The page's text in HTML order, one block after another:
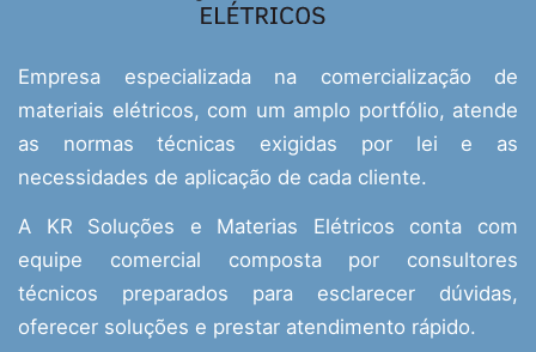
Empresa especializada na comercialização de
materiais elétricos, com um amplo portfólio, atende
as normas técnicas exigidas por lei e as
necessidades de aplicação de cada cliente.
A KR Soluções e Materias Elétricos conta com
equipe comercial composta por consultores
técnicos preparados para esclarecer dúvidas,
oferecer soluções e prestar atendimento rápido.